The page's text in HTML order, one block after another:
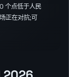
个点低于人民
正在对抗;可